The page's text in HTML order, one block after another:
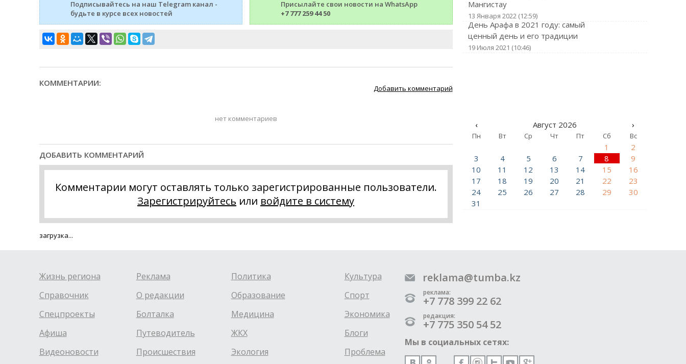
Подписывайтесь на наш Telegram канал -
будьте в курсе всех новостей
Присылайте свои новости на WhatsApp
+7 777 259 44 50
КОММЕНТАРИИ:
Добавить комментарий
нет комментариев
ДОБАВИТЬ КОММЕНТАРИЙ
Комментарии могут оставлять только зарегистрированные пользователи.
Зарегистрируйтесь или войдите в систему
загрузка...
Мангистау
13 Января 2022 (12:59)
День Арафа в 2021 году: самый
ценный день и его традиции
19 Июля 2021 (10:46)
‹ Август 2026 ›
Пн Вт Ср Чт Пт Сб Вс
1
2
3
4 5 6 7 8
9
10
11 12 13 14 15
16
17
18 19 20 21 22
23
24
25 26 27 28 29
30
31
Жизнь региона
Справочник
Спецпроекты
Афиша
Видеоновости
Реклама
О редакции
Болталка
Путеводитель
Происшествия
Политика
Образование
Медицина
ЖКХ
Экология
Культура
Спорт
Экономика
Блоги
Проблема
reklama@tumba.kz
реклама:
+7 778 399 22 62
редакция:
+7 775 350 54 52
Мы в социальных сетях: